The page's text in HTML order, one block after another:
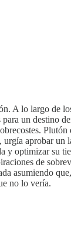
lo largo de
un destino
aprobar
y optimizar su
de
asumiendo
no lo vería.